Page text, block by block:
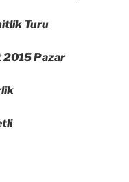
Turu
2015 Pazar